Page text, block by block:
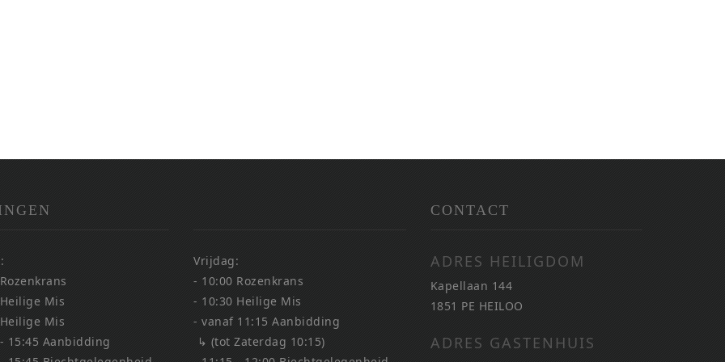
Mis
Mis
15:45 Aanbidding
Vrijdag:
- 10:00 Rozenkrans
- 10:30 Heilige Mis
- vanaf 11:15 Aanbidding
↳ (tot Zaterdag 10:15)
CONTACT
ADRES HEILIGDOM
Kapellaan 144
1851 PE HEILOO
ADRES GASTENHUIS